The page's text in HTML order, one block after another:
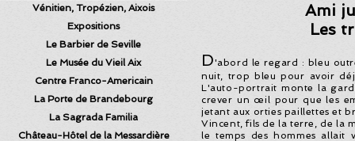
Ami
Les
D'abord le regard : bleu
nuit, trop bleu pour avoir
L'auto-portrait monte la
crever un œil pour que les
jetant aux orties paillettes et
Vincent, fils de la terre, de la
le temps des hommes allait
Vénitien, Tropézien, Aixois
Expositions
Le Barbier de Seville
Le Musée du Vieil Aix
Centre Franco-Americain
La Porte de Brandebourg
La Sagrada Familia
Château-Hôtel de la Messardière